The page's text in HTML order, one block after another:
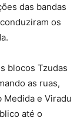
das bandas
os
blocos Tzudas
as ruas,
Medida e Viradu
até o